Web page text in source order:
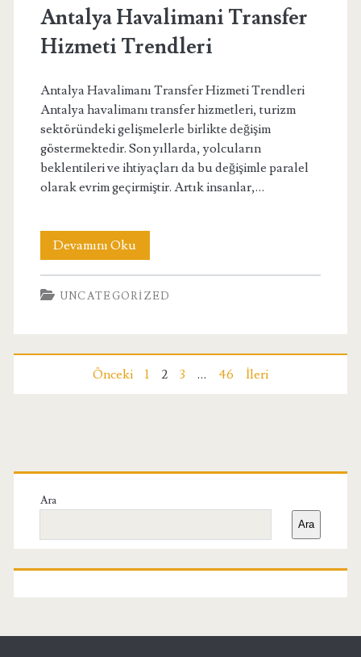
Antalya Havalimani Transfer
Hizmeti Trendleri
Antalya Havalimanı Transfer Hizmeti Trendleri
Antalya havalimanı transfer hizmetleri, turizm
sektöründeki gelişmelerle birlikte değişim
göstermektedir. Son yıllarda, yolcuların
beklentileri ve ihtiyaçları da bu değişimle paralel
olarak evrim geçirmiştir. Artık insanlar,…
Devamını OkuAntalya
Havalimani
Transfer
UNCATEGORIZED
Önceki 1 2 3 … 46 İleri
Birincil
Yan
Menü
Ara
Ara